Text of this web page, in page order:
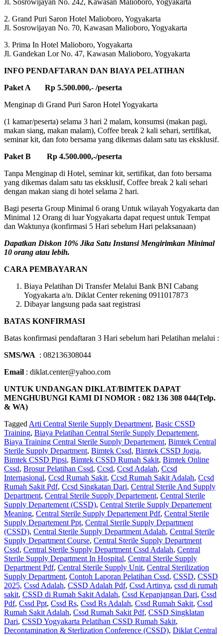
2. Grand Puri Saron Hotel Malioboro, Yogyakarta
Jl. Sosrowijayan No. 70, Kawasan Malioboro, Yogyakarta
3. Prima In Hotel Malioboro, Yogyakarta
Jl. Gandekan Lor No. 47, Kawasan Malioboro, Yogyakarta
INFO PENDAFTARAN DAN BIAYA PELATIHAN
Paket A Rp 5.500.000,- /peserta
Menginap di Grand Puri Saron Hotel Yogyakarta
(1 kamar/peserta) selama 3 hari 2 malam, konsumsi (makan pagi,
makan siang, makan malam), Coffee break 2 kali sehari, sertifikat,
seminar kit, dan foto bersama yang dikemas dalam satu tas eksklusif.
Paket B Rp 4.500.000,-/peserta
Tanpa Menginap di Hotel, seminar kit, sertifikat, dan foto bersama
yang dikemas dalam satu tas eksklusif, Coffee break 2 kali sehari
dengan makan siang di hotel selama 2 hari.
Bagi peserta Group Minimal 6 orang Untuk wilayah Yogyakarta dan
Minimal 12 Orang di luar Yogyakarta dapat request untuk Tempat
dan Waktunya (konfirmasi 5 Hari sebelum Hari pelaksanaan)
Dapatkan Diskon 10% Jika Satu Instansi Mengirimkan Minimal
10 orang atau lebih.
CARA PEMBAYARAN
Biaya Pelatihan Di Transfer Melalui Bank BNI Cabang
Yogyakarta a/n. Diklat Center rekening 0911017873
Dibayar langsung pada saat registrasi
BATAS KONFIRMASI
Batas konfirmasi pendaftaran 3 Hari sebelum hari Pelatihan melalui :
SMS/WA : 082136308044
Email : diklat.center@yahoo.com
UNTUK UNDANGAN DIKLAT/BIMTEK DAPAT
MENGHUBUNGI KAMI DI NOMOR : 082 136 308 044(Telp.
& WA)
Tagged Arti Central Sterile Supply Department, Basic CSSD
Training, Biaya Pelatihan Central Sterile Supply Departement,
Biaya Training Central Sterile Supply Departement, Bimtek Central
Sterile Supply Department, Bimtek Cssd, Bimtek CSSD Jogja,
Bimtek CSSD Pipsi, Bimtek CSSD Rumah Sakit, Bimtek Online
Cssd, Brosur Pelatihan Cssd, Ccsd, Ccsd Adalah, Ccsd
Internasional, Ccsd Rumah Sakit, Ccsd Rumah Sakit Adalah, Ccsd
Rumah Sakit Pdf, Ccsd Singkatan Dari, Central Sterile And Supply
Department, Central Sterile Supply Departement, Central Sterile
Supply Departement (CSSD), Central Sterile Supply Departement
Meaning, Central Sterile Supply Departement Pdf, Central Sterile
Supply Departement Ppt, Central Sterile Supply Department
(CSSD), Central Sterile Supply Department Adalah, Central Sterile
Supply Department Course, Central Sterile Supply Department
Cssd, Central Sterile Supply Department Cssd Adalah, Central
Sterile Supply Department In Hospital, Central Sterile Supply
Department Pdf, Central Sterile Supply Unit, Central Sterilization
Supply Department, Contoh Laporan Pelatihan Cssd, CSSD, CSSD
2025, Cssd Adalah, CSSD Adalah Pdf, Cssd Artinya, cssd di rumah
sakit, CSSD di Rumah Sakit Adalah, Cssd Kepanjangan Dari, Cssd
Pdf, Cssd Ppt, Cssd Rs, Cssd Rs Adalah, Cssd Rumah Sakit, Cssd
Rumah Sakit Adalah, Cssd Rumah Sakit Pdf, CSSD Singklatan
Dari, CSSD Yogyakarta Pelatihan CSSD Rumah Sakit,
Decontamination & Sterlization Conference (CSSD), Diklat Central